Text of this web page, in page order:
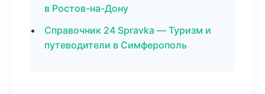
в Ростов-на-Дону
Справочник 24 Spravka — Туризм и
путеводители в Симферополь